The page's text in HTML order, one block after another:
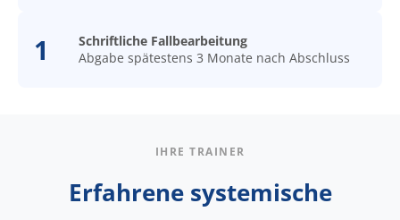
1
Schriftliche Fallbearbeitung
Abgabe spätestens 3 Monate nach Abschluss
IHRE TRAINER
Erfahrene systemische